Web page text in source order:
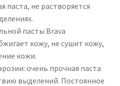
паста, не растворяется
пасты Brava
кожу, не сушит кожу,
кожи.
очень прочная паста
выделений. Постоянное